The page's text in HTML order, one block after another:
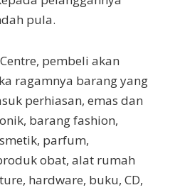
pula.
pembeli akan
ragamnya barang yang
perhiasan, emas dan
barang fashion,
parfum,
obat, alat rumah
hardware, buku, CD,